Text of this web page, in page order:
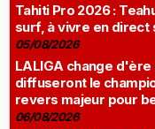
Tahiti Pro 2026 :
surf, à vivre en direct
05/08/2026
LALIGA change d'ère
diffuseront le
revers majeur pour
06/08/2026